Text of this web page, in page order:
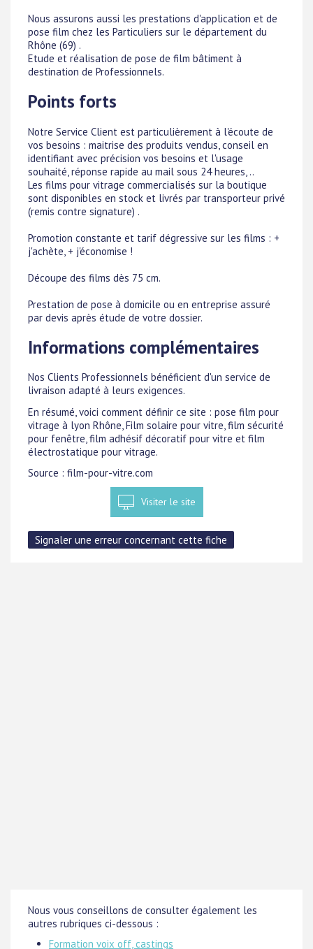
Nous assurons aussi les prestations d'application et de
pose film chez les Particuliers sur le département du
Rhône (69) .
Etude et réalisation de pose de film bâtiment à
destination de Professionnels.
Points forts
Notre Service Client est particulièrement à l'écoute de
vos besoins : maitrise des produits vendus, conseil en
identifiant avec précision vos besoins et l'usage
souhaité, réponse rapide au mail sous 24 heures, ..
Les films pour vitrage commercialisés sur la boutique
sont disponibles en stock et livrés par transporteur privé
(remis contre signature) .
Promotion constante et tarif dégressive sur les films : +
j'achète, + j'économise !
Découpe des films dès 75 cm.
Prestation de pose à domicile ou en entreprise assuré
par devis après étude de votre dossier.
Informations complémentaires
Nos Clients Professionnels bénéficient d'un service de
livraison adapté à leurs exigences.
En résumé, voici comment définir ce site : pose film pour
vitrage à lyon Rhône, Film solaire pour vitre, film sécurité
pour fenêtre, film adhésif décoratif pour vitre et film
électrostatique pour vitrage.
Source : film-pour-vitre.com
Visiter le site
Nous vous conseillons de consulter également les
autres rubriques ci-dessous :
Formation voix off, castings